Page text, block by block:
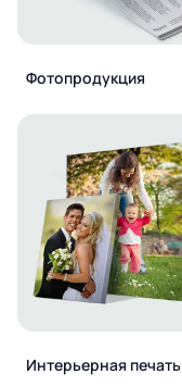
Фотопродукция
Интерьерная печать